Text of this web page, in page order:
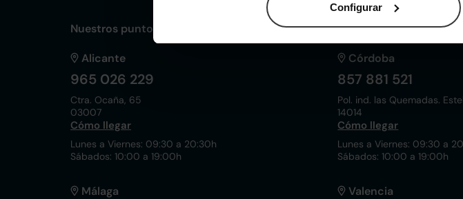
Configurar
Nuestros puntos de venta Clicars:
Alicante
965 026 229
Ctra. Ocaña, 65
03007
Cómo llegar
Lunes a Viernes: 09:30 a 20:30h
Sábados: 10:00 a 19:00h
Córdoba
857 881 521
Pol. ind. las Quemadas.
14014
Cómo llegar
Lunes a Viernes: 09:30 a
Sábados: 10:00 a 19:00h
Málaga Valencia